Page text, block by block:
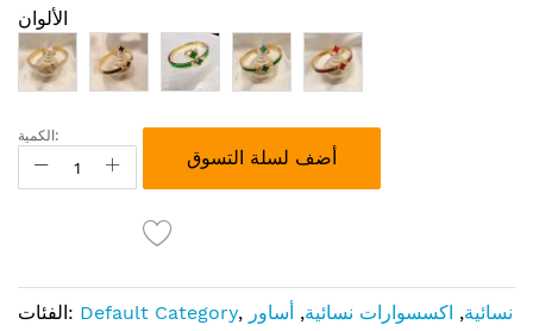
الألوان
الكمية:
أضف لسلة التسوق
الفئات: Default Category, نسائية, اكسسوارات نسائية, أساور